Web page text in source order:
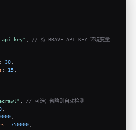
, // 或 BRAVE_API_KEY 环境变量
: 30
: 15
// 可选；省略则自动检测
: 750000